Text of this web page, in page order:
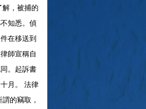
，被捕的
知悉。偵
在移送到
師宣稱自
。起訴書
月。 法律
的竊取，